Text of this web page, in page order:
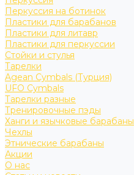
Перкуссия на ботинок
Пластики для барабанов
Пластики для литавр
Пластики для перкуссии
Стойки и стулья
Тарелки
Agean Cymbals (Турция)
UFO Cymbals
Тарелки разные
Тренировочные пэды
Ханги и язычковые барабаны
Чехлы
Этнические барабаны
Акции
О нас